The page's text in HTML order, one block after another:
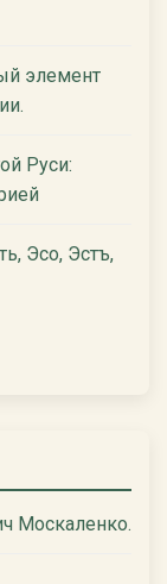
элемент
Руси:
Эсо, Эстъ,
Москаленко.